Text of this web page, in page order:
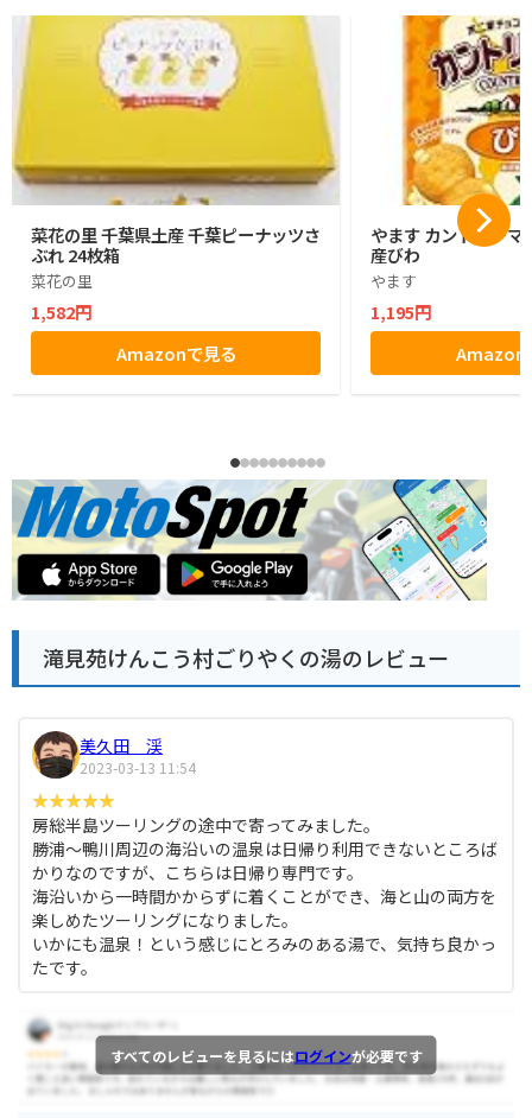
菜花の里 千葉県土産 千葉ピーナッツさ
ぶれ 24枚箱
菜花の里
1,582円
Amazonで見る
やます カントリーマ
産びわ
やます
1,195円
Amazon
滝見苑けんこう村ごりやくの湯のレビュー
美久田 渓
2023-03-13 11:54
房総半島ツーリングの途中で寄ってみました。
勝浦～鴨川周辺の海沿いの温泉は日帰り利用できないところば
かりなのですが、こちらは日帰り専門です。
海沿いから一時間かからずに着くことができ、海と山の両方を
楽しめたツーリングになりました。
いかにも温泉！という感じにとろみのある湯で、気持ち良かっ
たです。
すべてのレビューを見るにはログインが必要です